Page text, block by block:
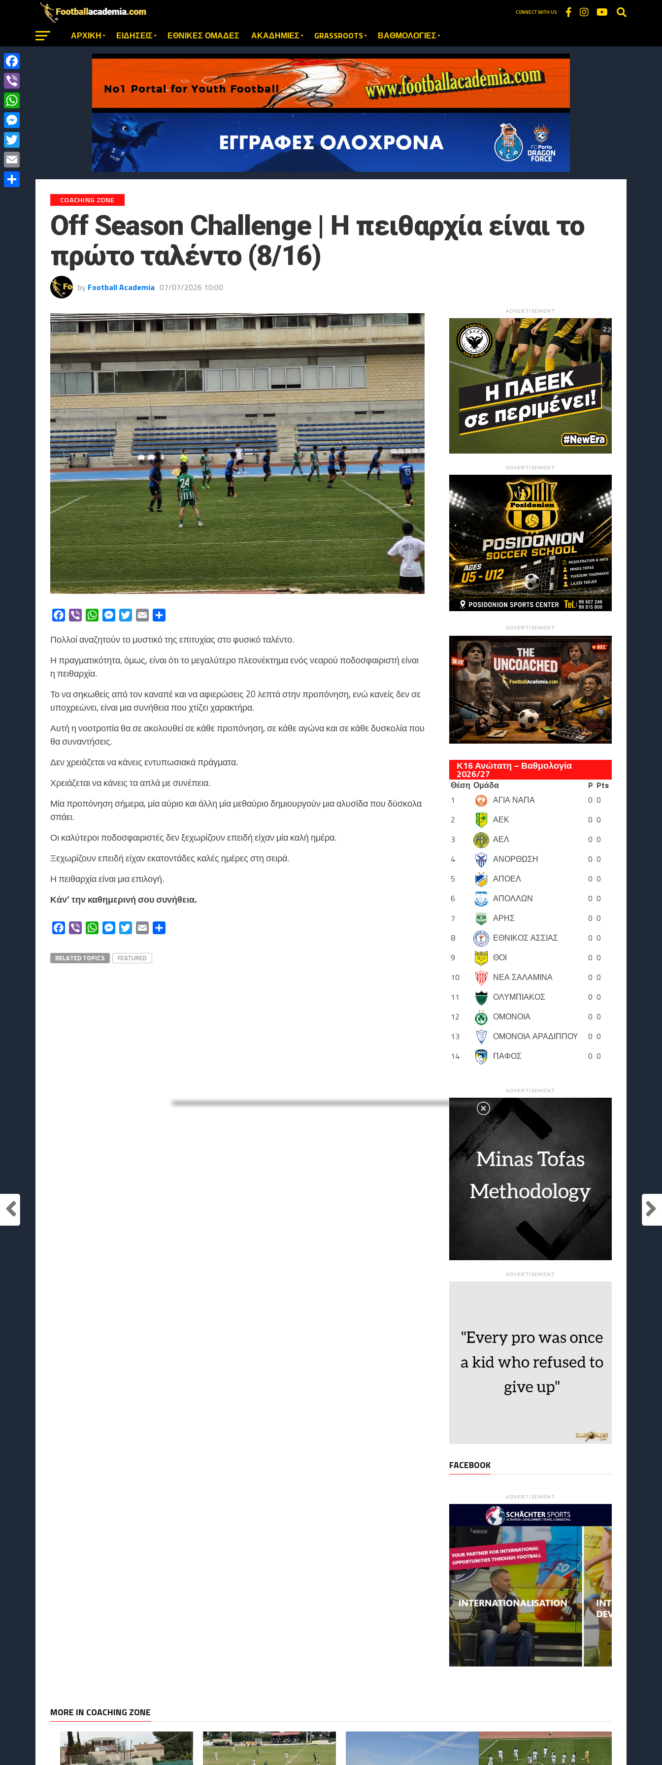
CONNECT WITH US
ΑΡΧΙΚΗ ΕΙΔΗΣΕΙΣ ΕΘΝΙΚΕΣ ΟΜΑΔΕΣ ΑΚΑΔΗΜΙΕΣ GRASSROOTS ΒΑΘΜΟΛΟΓΙΕΣ
COACHING ZONE
Off Season Challenge | Η πειθαρχία είναι το
πρώτο ταλέντο (8/16)
by Football Academia 07/07/2026 10:00
Facebook
Viber WhatsAppMessengerTwitterEmail
Πολλοί αναζητούν το μυστικό της επιτυχίας στο φυσικό ταλέντο.
Η πραγματικότητα, όμως, είναι ότι το μεγαλύτερο πλεονέκτημα ενός νεαρού ποδοσφαιριστή είναι
η πειθαρχία.
Το να σηκωθείς από τον καναπέ και να αφιερώσεις 20 λεπτά στην προπόνηση, ενώ κανείς δεν σε
υποχρεώνει, είναι μια συνήθεια που χτίζει χαρακτήρα.
Αυτή η νοοτροπία θα σε ακολουθεί σε κάθε προπόνηση, σε κάθε αγώνα και σε κάθε δυσκολία που
θα συναντήσεις.
Δεν χρειάζεται να κάνεις εντυπωσιακά πράγματα.
Χρειάζεται να κάνεις τα απλά με συνέπεια.
Μία προπόνηση σήμερα, μία αύριο και άλλη μία μεθαύριο δημιουργούν μια αλυσίδα που δύσκολα
σπάει.
Οι καλύτεροι ποδοσφαιριστές δεν ξεχωρίζουν επειδή είχαν μία καλή ημέρα.
Ξεχωρίζουν επειδή είχαν εκατοντάδες καλές ημέρες στη σειρά.
Η πειθαρχία είναι μια επιλογή.
Κάν’ την καθημερινή σου συνήθεια.
Facebook
Viber WhatsAppMessengerTwitterEmail
RELATED TOPICS FEATURED
ADVERTISEMENT
ADVERTISEMENT
ADVERTISEMENT
Κ16 Ανώτατη – Βαθμολογία
2026/27
Θέση Ομάδα P Pts
1
ΑΓΙΑ ΝΑΠΑ 0 0
2
ΑΕΚ 0 0
3
ΑΕΛ 0 0
4
ΑΝΟΡΘΩΣΗ 0 0
5
ΑΠΟΕΛ 0 0
6
ΑΠΟΛΛΩΝ 0 0
7
ΑΡΗΣ 0 0
8
ΕΘΝΙΚΟΣ ΑΣΣΙΑΣ 0 0
9
ΘΟΙ 0 0
10
ΝΕΑ ΣΑΛΑΜΙΝΑ 0 0
11
ΟΛΥΜΠΙΑΚΟΣ 0 0
12
ΟΜΟΝΟΙΑ 0 0
13
ΟΜΟΝΟΙΑ ΑΡΑΔΙΠΠΟΥ 0 0
14
ΠΑΦΟΣ 0 0
ADVERTISEMENT
ADVERTISEMENT
FACEBOOK
ADVERTISEMENT
MORE IN COACHING ZONE
Facebook
Viber
WhatsApp
Messenger
Twitter
Email